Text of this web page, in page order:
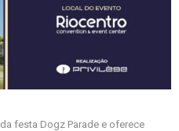
festa Dogz Parade e oferece